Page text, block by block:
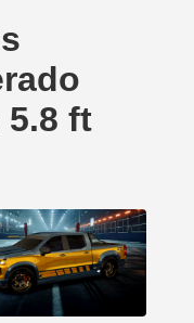
5.8 ft